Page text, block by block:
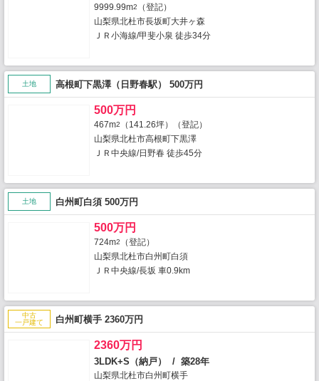
9999.99m2
（登記）
山梨県北杜市長坂町大井ヶ森
ＪＲ小海線/甲斐小泉 徒歩34分
土地 高根町下黒澤（日野春駅） 500万円
500万円
467m2
（141.26坪）（登記）
山梨県北杜市高根町下黒澤
ＪＲ中央線/日野春 徒歩45分
土地 白州町白須 500万円
500万円
724m2
（登記）
山梨県北杜市白州町白須
ＪＲ中央線/長坂 車0.9km
中古
一戸建て
白州町横手 2360万円
2360万円
3LDK+S（納戸） / 築28年
山梨県北杜市白州町横手